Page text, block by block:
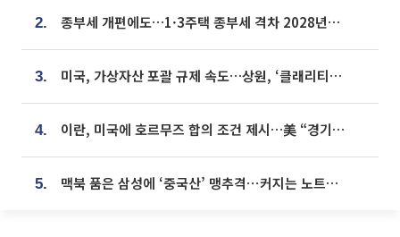
2. 종부세 개편에도…1·3주택 종부세 격차 2028년부터 확대
3. 미국, 가상자산 포괄 규제 속도…상원, ‘클래리티법’ 9월 절차투표 추진
4. 이란, 미국에 호르무즈 합의 조건 제시…美 “경기 아직 안 끝나” [종합]
5. 맥북 품은 삼성에 ‘중국산’ 맹추격⋯커지는 노트북 OLED 시장